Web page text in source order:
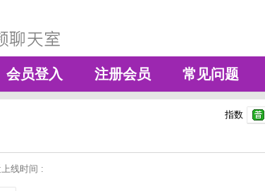
会员登入 注册会员 常见问题
指数
线时间 :